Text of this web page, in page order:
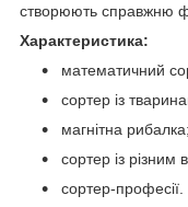
створюють справжню
Характеристика:
математичний
сортер із
магнітна рибалка;
сортер із різним
сортер-професії.